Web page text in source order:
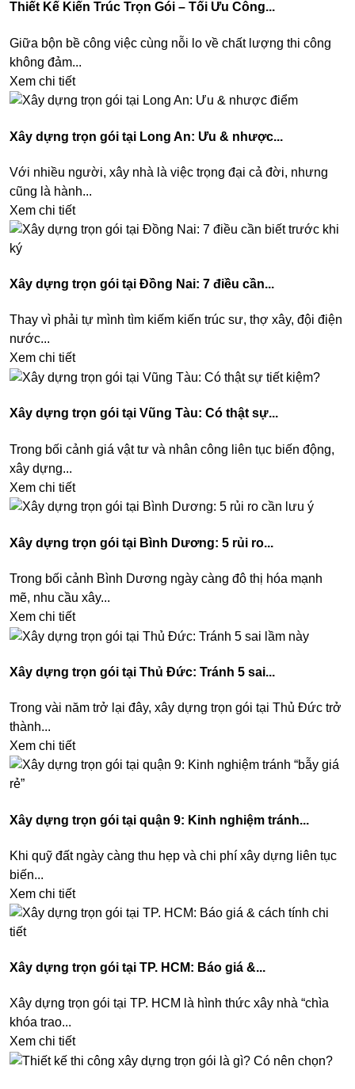
Thiết Kế Kiến Trúc Trọn Gói – Tối Ưu Công...
Giữa bộn bề công việc cùng nỗi lo về chất lượng thi công
không đảm...
Xem chi tiết
Xây dựng trọn gói tại Long An: Ưu & nhược...
Với nhiều người, xây nhà là việc trọng đại cả đời, nhưng
cũng là hành...
Xem chi tiết
Xây dựng trọn gói tại Đồng Nai: 7 điều cần...
Thay vì phải tự mình tìm kiếm kiến trúc sư, thợ xây, đội điện
nước...
Xem chi tiết
Xây dựng trọn gói tại Vũng Tàu: Có thật sự...
Trong bối cảnh giá vật tư và nhân công liên tục biến động,
xây dựng...
Xem chi tiết
Xây dựng trọn gói tại Bình Dương: 5 rủi ro...
Trong bối cảnh Bình Dương ngày càng đô thị hóa mạnh
mẽ, nhu cầu xây...
Xem chi tiết
Xây dựng trọn gói tại Thủ Đức: Tránh 5 sai...
Trong vài năm trở lại đây, xây dựng trọn gói tại Thủ Đức trở
thành...
Xem chi tiết
Xây dựng trọn gói tại quận 9: Kinh nghiệm tránh...
Khi quỹ đất ngày càng thu hẹp và chi phí xây dựng liên tục
biến...
Xem chi tiết
Xây dựng trọn gói tại TP. HCM: Báo giá &...
Xây dựng trọn gói tại TP. HCM là hình thức xây nhà “chìa
khóa trao...
Xem chi tiết